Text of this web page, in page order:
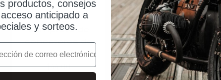
motogadget
Juego
completo de
conectores de
automoción
Angebot
$44.00
motogadget
mo.unit
distribuidor de
tierra
Angebot
$44.00
productos, consejos
anticipado a
y sorteos.